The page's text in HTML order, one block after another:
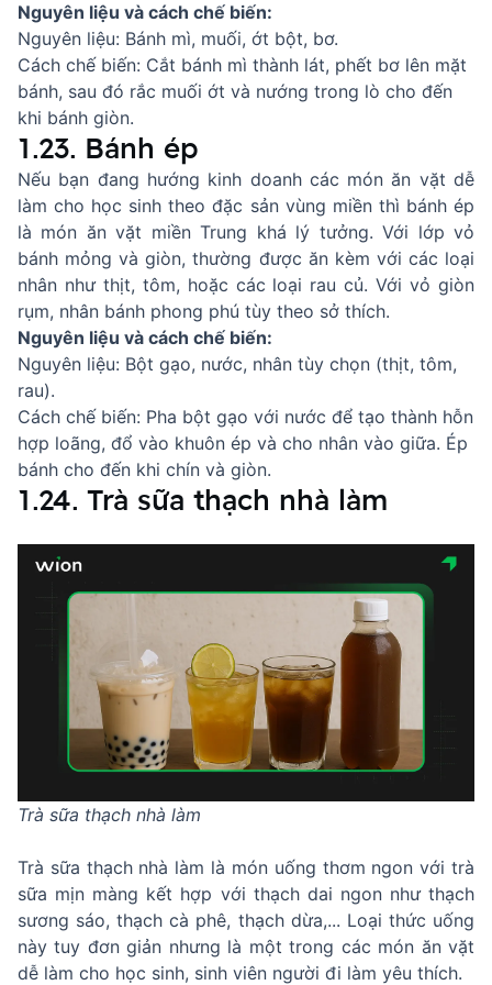
Nguyên liệu và cách chế biến:
Nguyên liệu: Bánh mì, muối, ớt bột, bơ.
Cách chế biến: Cắt bánh mì thành lát, phết bơ lên mặt
bánh, sau đó rắc muối ớt và nướng trong lò cho đến
khi bánh giòn.
1.23. Bánh ép
Nếu bạn đang hướng kinh doanh các món ăn vặt dễ
làm cho học sinh theo đặc sản vùng miền thì bánh ép
là món ăn vặt miền Trung khá lý tưởng. Với lớp vỏ
bánh mỏng và giòn, thường được ăn kèm với các loại
nhân như thịt, tôm, hoặc các loại rau củ. Với vỏ giòn
rụm, nhân bánh phong phú tùy theo sở thích.
Nguyên liệu và cách chế biến:
Nguyên liệu: Bột gạo, nước, nhân tùy chọn (thịt, tôm,
rau).
Cách chế biến: Pha bột gạo với nước để tạo thành hỗn
hợp loãng, đổ vào khuôn ép và cho nhân vào giữa. Ép
bánh cho đến khi chín và giòn.
1.24. Trà sữa thạch nhà làm
Trà sữa thạch nhà làm
Trà sữa thạch nhà làm là món uống thơm ngon với trà
sữa mịn màng kết hợp với thạch dai ngon như thạch
sương sáo, thạch cà phê, thạch dừa,... Loại thức uống
này tuy đơn giản nhưng là một trong các món ăn vặt
dễ làm cho học sinh, sinh viên người đi làm yêu thích.